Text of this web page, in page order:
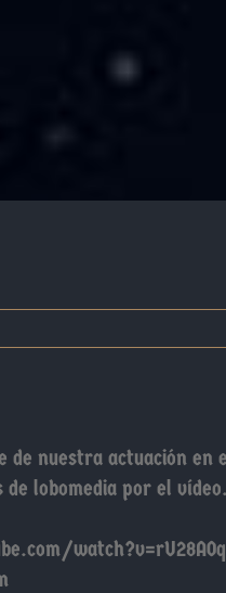
de nuestra actuación
de lobomedia por el vídeo.